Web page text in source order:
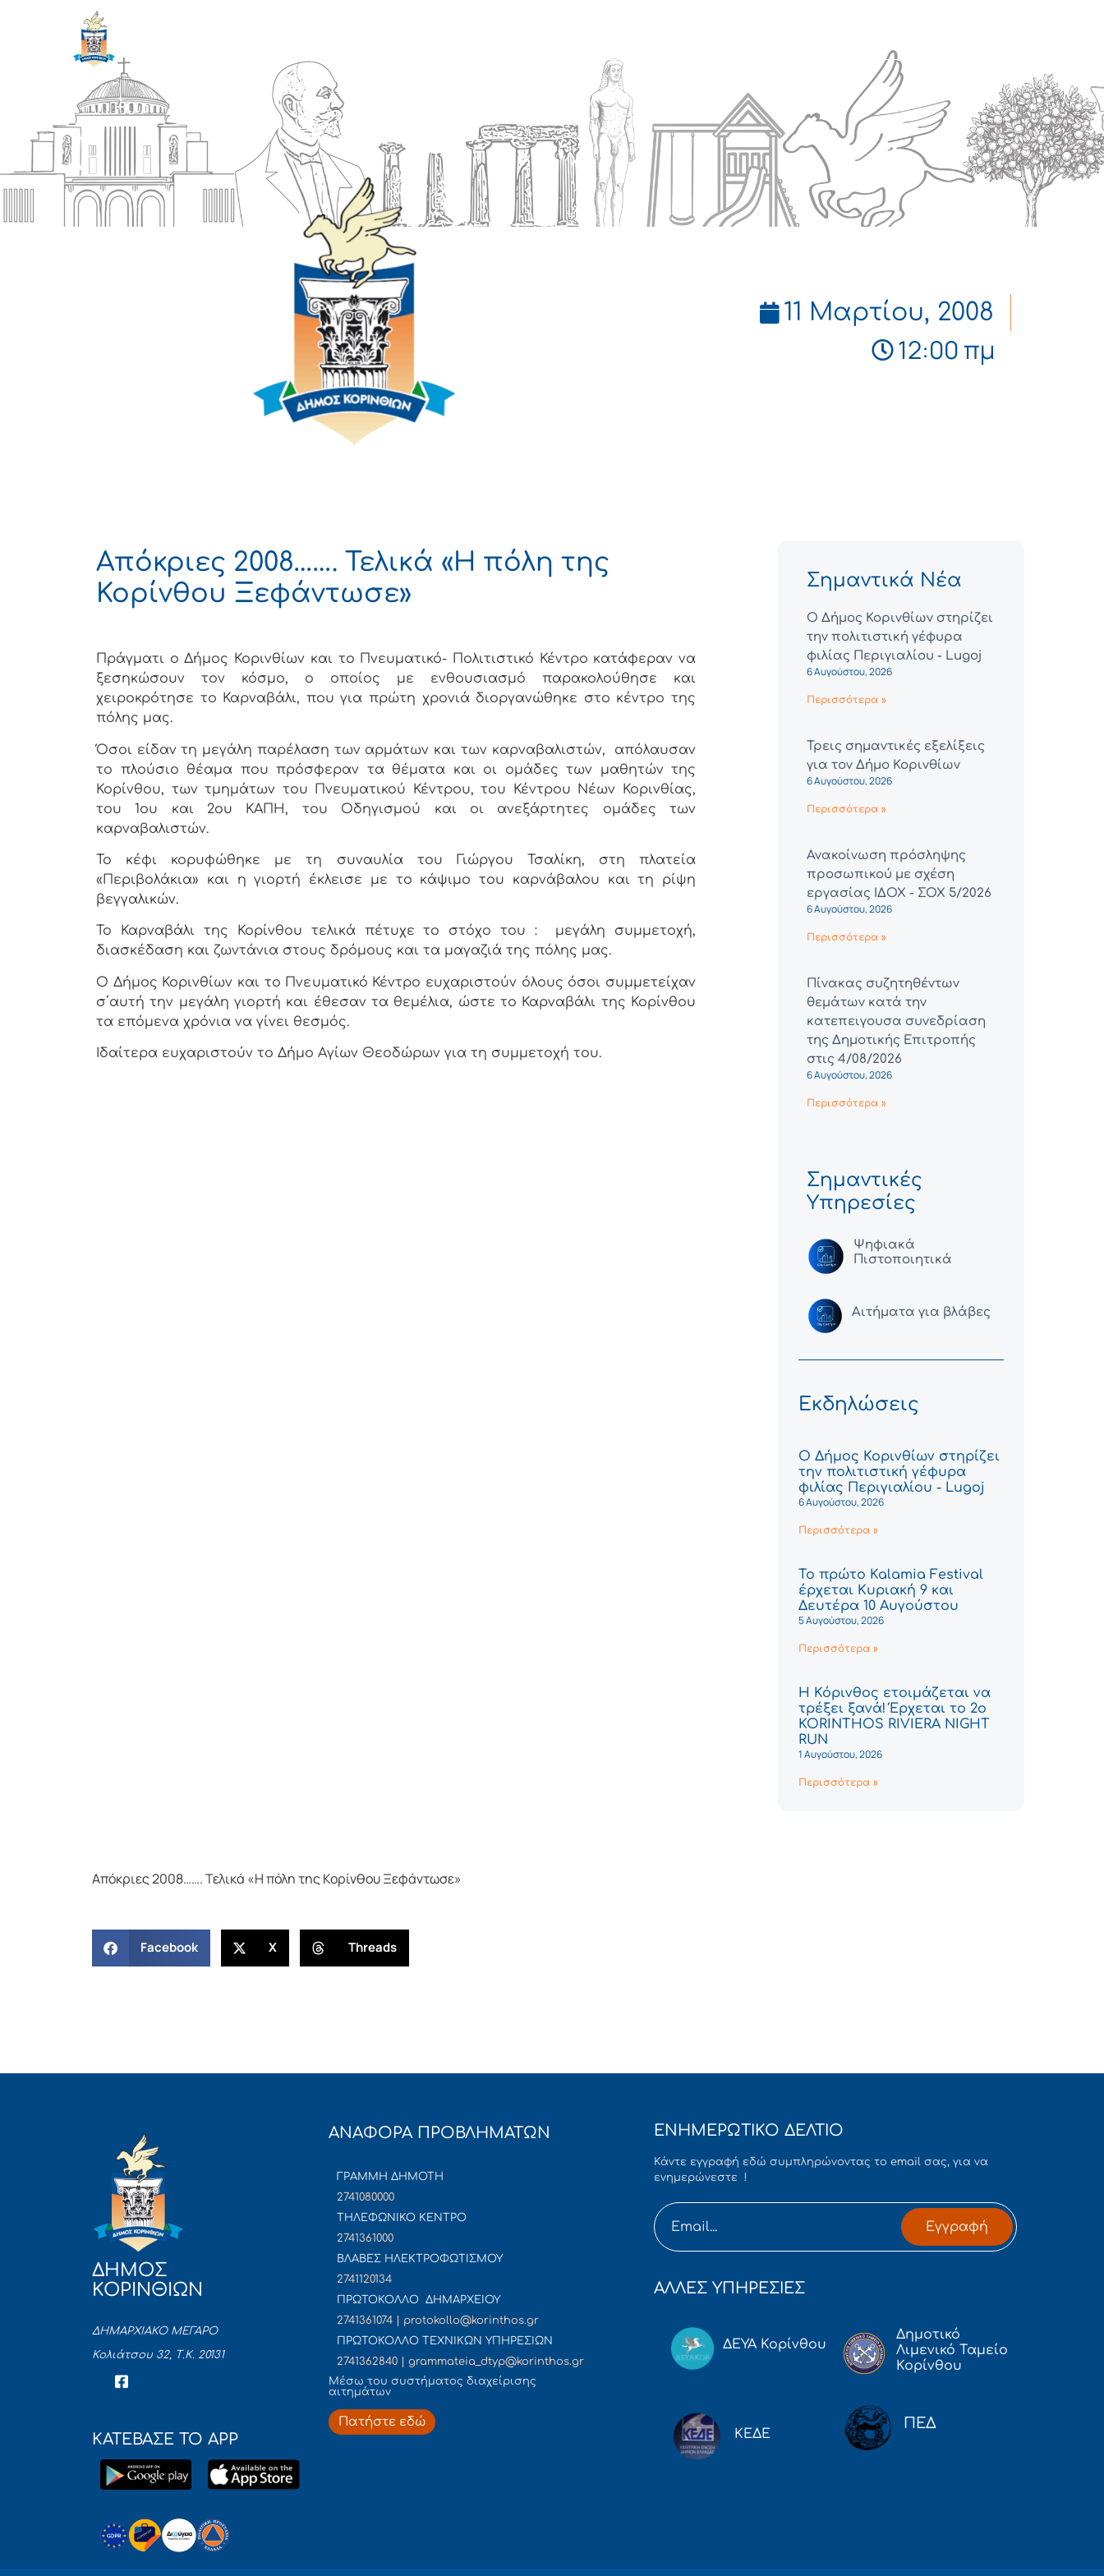
11 Μαρτίου, 2008
12:00 πμ
Απόκριες 2008……. Τελικά «Η πόλη της
Κορίνθου Ξεφάντωσε»
Πράγματι ο Δήμος Κορινθίων και το Πνευματικό- Πολιτιστικό Κέντρο κατάφεραν να
ξεσηκώσουν τον κόσμο, ο οποίος με ενθουσιασμό παρακολούθησε και
χειροκρότησε το Καρναβάλι, που για πρώτη χρονιά διοργανώθηκε στο κέντρο της
πόλης μας.
Όσοι είδαν τη μεγάλη παρέλαση των αρμάτων και των καρναβαλιστών,
απόλαυσαν
το πλούσιο θέαμα που πρόσφεραν τα θέματα και οι ομάδες των μαθητών της
Κορίνθου, των τμημάτων του Πνευματικού Κέντρου, του Κέντρου Νέων Κορινθίας,
του 1ου και 2ου ΚΑΠΗ, του Οδηγισμού και οι ανεξάρτητες ομάδες των
καρναβαλιστών.
Το κέφι κορυφώθηκε με τη συναυλία του Γιώργου Τσαλίκη, στη πλατεία
«Περιβολάκια» και η γιορτή έκλεισε με το κάψιμο του καρνάβαλου και τη ρίψη
βεγγαλικών.
Το Καρναβάλι της Κορίνθου τελικά πέτυχε το στόχο του :
μεγάλη συμμετοχή,
διασκέδαση και ζωντάνια στους δρόμους και τα μαγαζιά της πόλης μας.
Ο Δήμος Κορινθίων και το Πνευματικό Κέντρο ευχαριστούν όλους όσοι συμμετείχαν
σ΄αυτή την μεγάλη γιορτή και έθεσαν τα θεμέλια, ώστε το Καρναβάλι της Κορίνθου
τα επόμενα χρόνια να γίνει θεσμός.
Ιδαίτερα ευχαριστούν το Δήμο Αγίων Θεοδώρων για τη συμμετοχή του.
Σημαντικά Νέα
Ο Δήμος Κορινθίων στηρίζει
την πολιτιστική γέφυρα
φιλίας Περιγιαλίου - Lugoj
6 Αυγούστου, 2026
Περισσότερα »
Τρεις σημαντικές εξελίξεις
για τον Δήμο Κορινθίων
6 Αυγούστου, 2026
Περισσότερα »
Ανακοίνωση πρόσληψης
προσωπικού με σχέση
εργασίας ΙΔΟΧ - ΣΟΧ 5/2026
6 Αυγούστου, 2026
Περισσότερα »
Πίνακας συζητηθέντων
θεμάτων κατά την
κατεπειγουσα συνεδρίαση
της Δημοτικής Επιτροπής
στις 4/08/2026
6 Αυγούστου, 2026
Περισσότερα »
Σημαντικές
Υπηρεσίες
Ψηφιακά
Πιστοποιητικά
Αιτήματα για βλάβες
Εκδηλώσεις
Ο Δήμος Κορινθίων στηρίζει
την πολιτιστική γέφυρα
φιλίας Περιγιαλίου - Lugoj
6 Αυγούστου, 2026
Περισσότερα »
Το πρώτο Kalamia Festival
έρχεται Κυριακή 9 και
Δευτέρα 10 Αυγούστου
5 Αυγούστου, 2026
Περισσότερα »
Η Κόρινθος ετοιμάζεται να
τρέξει ξανά! Έρχεται το 2ο
KORINTHOS RIVIERA NIGHT
RUN
1 Αυγούστου, 2026
Περισσότερα »
Απόκριες 2008……. Τελικά «Η πόλη της Κορίνθου Ξεφάντωσε»
Facebook X Threads
ΔΗΜΟΣ
ΚΟΡΙΝΘΙΩΝ
ΔΗΜΑΡΧΙΑΚΟ ΜΕΓΑΡΟ
Κολιάτσου 32, Τ.Κ. 20131
ΚΑΤΕΒΑΣΕ ΤΟ APP
ΑΝΑΦΟΡΑ ΠΡΟΒΛΗΜΑΤΩΝ
ΓΡΑΜΜΗ ΔΗΜΟΤΗ
2741080000
ΤΗΛΕΦΩΝΙΚΟ ΚΕΝΤΡΟ
2741361000
ΒΛΑΒΕΣ ΗΛΕΚΤΡΟΦΩΤΙΣΜΟΥ
2741120134
ΠΡΩΤΟΚΟΛΛΟ ΔΗΜΑΡΧΕΙΟΥ
2741361074 | protokollo@korinthos.gr
ΠΡΩΤΟΚΟΛΛΟ ΤΕΧΝΙΚΩΝ ΥΠΗΡΕΣΙΩΝ
2741362840 | grammateia_dtyp@korinthos.gr
Mέσω του συστήματος διαχείρισης
αιτημάτων
Πατήστε εδώ
ΕΝΗΜΕΡΩΤΙΚΟ ΔΕΛΤΙΟ
Κάντε εγγραφή εδώ συμπληρώνοντας το email σας, για να
ενημερώνεστε !
Εγγραφή
ΑΛΛΕΣ ΥΠΗΡΕΣΙΕΣ
ΔΕΥΑ Κορίνθου
Δημοτικό
Λιμενικό Ταμείο
Κορίνθου
ΚΕΔΕ
ΠΕΔ